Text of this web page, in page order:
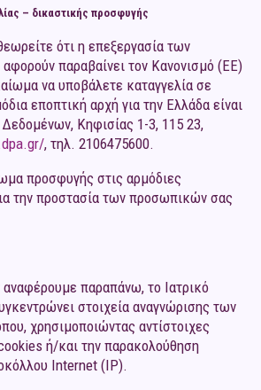
– δικαστικής προσφυγής
ότι η επεξεργασία των
παραβαίνει τον Κανονισμό (ΕΕ)
να υποβάλετε καταγγελία σε
εποπτική αρχή για την Ελλάδα είναι
Κηφισίας 1-3, 115 23,
, τηλ. 2106475600.
προσφυγής στις αρμόδιες
την προστασία των προσωπικών σας
παραπάνω, το Ιατρικό
στοιχεία αναγνώρισης των
χρησιμοποιώντας αντίστοιχες
ή/και την παρακολούθηση
Internet (IP).